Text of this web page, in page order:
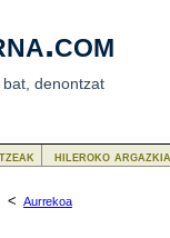
bat, denontzat
< Aurrekoa
hileroko